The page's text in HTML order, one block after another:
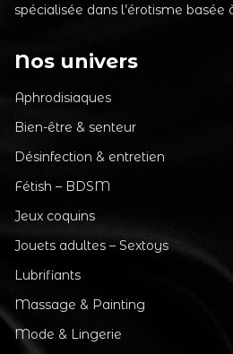
spécialisée dans l’érotisme basée
Nos univers
Aphrodisiaques
Bien-être & senteur
Désinfection & entretien
Fétish – BDSM
Jeux coquins
Jouets adultes – Sextoys
Lubrifiants
Massage & Painting
Mode & Lingerie